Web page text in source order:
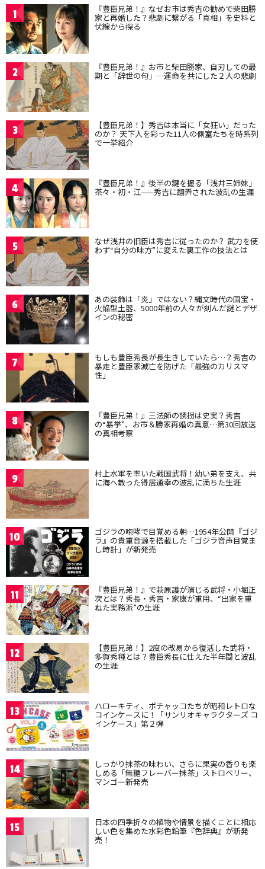
1 『豊臣兄弟！』なぜお市は秀吉の勧めで柴田勝
家と再婚した？悲劇に繋がる「真相」を史料と
伏線から探る
2 『豊臣兄弟！』お市と柴田勝家、自刃しての最
期と「辞世の句」…運命を共にした２人の悲劇
3 【豊臣兄弟！】秀吉は本当に「女狂い」だった
のか？ 天下人を彩った11人の側室たちを時系列
で一挙紹介
4 『豊臣兄弟！』後半の鍵を握る「浅井三姉妹」
茶々・初・江——秀吉に翻弄された波乱の生涯
5 なぜ浅井の旧臣は秀吉に従ったのか？ 武力を使
わず“自分の味方”に変えた裏工作の技法とは
6 あの装飾は「炎」ではない？縄文時代の国宝・
火焔型土器、5000年前の人々が刻んだ謎とデザ
インの秘密
7 もしも豊臣秀長が長生きしていたら…？秀吉の
暴走と豊臣家滅亡を防げた「最強のカリスマ
性」
8 『豊臣兄弟！』三法師の誘拐は史実？秀吉
の“暴挙”、お市＆勝家再婚の真意…第30回放送
の真相考察
9 村上水軍を率いた戦国武将！幼い弟を支え、共
に海へ散った得居通幸の波乱に満ちた生涯
10 ゴジラの咆哮で目覚める朝…1954年公開『ゴジ
ラ』の貴重音源を搭載した「ゴジラ音声目覚ま
し時計」が新発売
11 『豊臣兄弟！』で萩原護が演じる武将・小堀正
次とは？秀長・秀吉・家康が重用、“出家を重
ねた実務派”の生涯
12 【豊臣兄弟！】2度の改易から復活した武将・
多賀秀種とは？豊臣秀長に仕えた半年間と波乱
の生涯
13 ハローキティ、ポチャッコたちが昭和レトロな
コインケースに！「サンリオキャラクターズ コ
インケース」第２弾
14 しっかり抹茶の味わい、さらに果実の香りも楽
しめる「無糖フレーバー抹茶」ストロベリー、
マンゴー新発売
15 日本の四季折々の植物や情景を描くことに相応
しい色を集めた水彩色鉛筆『色辞典』が新発
売！